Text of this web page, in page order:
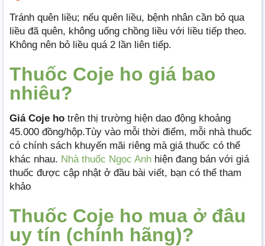
Tránh quên liều; nếu quên liều, bệnh nhân cần bỏ qua
liều đã quên, không uống chồng liều với liều tiếp theo.
Không nên bỏ liều quá 2 lần liên tiếp.
Thuốc Coje ho giá bao
nhiêu?
Giá Coje ho trên thị trường hiện dao động khoảng
45.000 đồng/hộp.Tùy vào mỗi thời điểm, mỗi nhà thuốc
có chính sách khuyến mãi riêng mà giá thuốc có thể
khác nhau. Nhà thuốc Ngọc Anh hiện đang bán với giá
thuốc được cập nhật ở đầu bài viết, bạn có thể tham
khảo
Thuốc Coje ho mua ở đâu
uy tín (chính hãng)?